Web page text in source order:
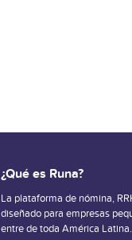
¿Qué es Runa?
La plataforma de nómina,
diseñado para empresas
entre de toda América Latina.